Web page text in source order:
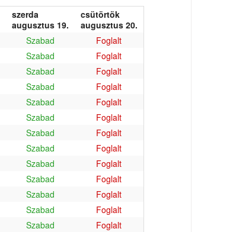
szerda
augusztus 19.
csütörtök
augusztus 20.
Szabad
Foglalt
Szabad
Foglalt
Szabad
Foglalt
Szabad
Foglalt
Szabad
Foglalt
Szabad
Foglalt
Szabad
Foglalt
Szabad
Foglalt
Szabad
Foglalt
Szabad
Foglalt
Szabad
Foglalt
Szabad
Foglalt
Szabad
Foglalt